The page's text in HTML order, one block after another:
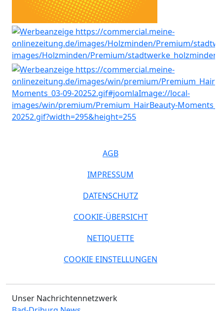
AGB
IMPRESSUM
DATENSCHUTZ
COOKIE-ÜBERSICHT
NETIQUETTE
COOKIE EINSTELLUNGEN
Unser Nachrichtennetzwerk